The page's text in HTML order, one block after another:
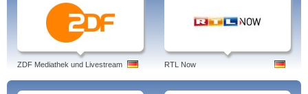
ZDF Mediathek und Livestream RTL Now